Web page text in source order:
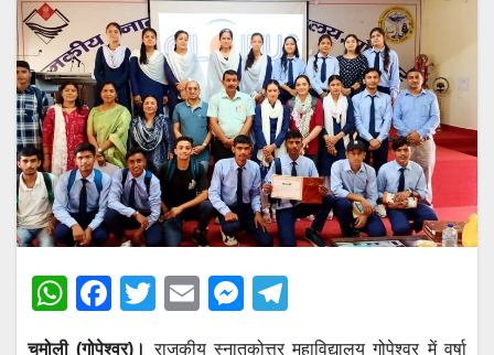
W
F
T
E
M
e
चमोली (गोपेश्वर)। राजकीय स्नातकोत्तर महाविद्यालय गोपेश्वर में वर्षा